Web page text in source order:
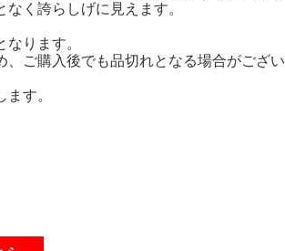
く誇らしげに見えます。
ります。
ご購入後でも品切れとなる場合がござい
す。